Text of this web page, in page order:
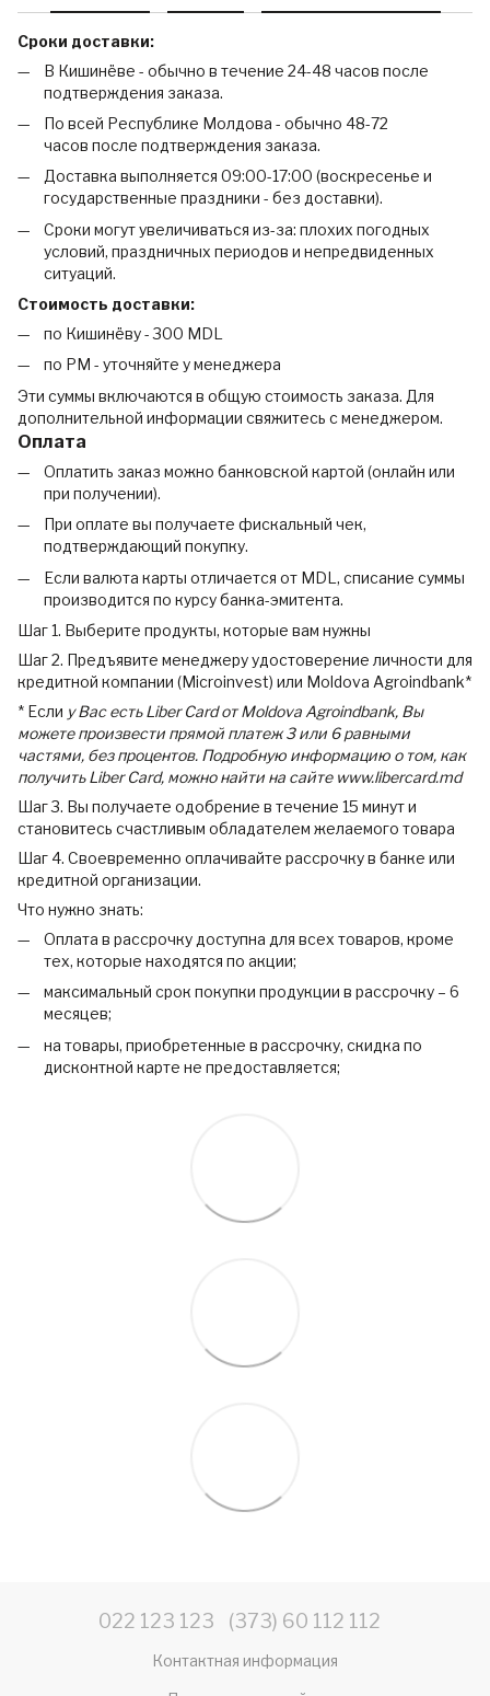
Сроки доставки:
В Кишинёве - обычно в течение 24-48 часов после
подтверждения заказа.
По всей Республике Молдова - обычно 48-72
часов после подтверждения заказа.
Доставка выполняется 09:00-17:00 (воскресенье и
государственные праздники - без доставки).
Сроки могут увеличиваться из-за: плохих погодных
условий, праздничных периодов и непредвиденных
ситуаций.
Стоимость доставки:
по Кишинёву - 300 MDL
по РМ - уточняйте у менеджера
Эти суммы включаются в общую стоимость заказа. Для
дополнительной информации свяжитесь с менеджером.
Оплата
Оплатить заказ можно банковской картой (онлайн или
при получении).
При оплате вы получаете фискальный чек,
подтверждающий покупку.
Если валюта карты отличается от MDL, списание суммы
производится по курсу банка-эмитента.
Шаг 1. Выберите продукты, которые вам нужны
Шаг 2. Предъявите менеджеру удостоверение личности для
кредитной компании (Microinvest) или Moldova Agroindbank*
* Если у Вас есть Liber Card от Moldova Agroindbank, Вы
можете произвести прямой платеж 3 или 6 равными
частями, без процентов. Подробную информацию о том, как
получить Liber Card, можно найти на сайте www.libercard.md
Шаг 3. Вы получаете одобрение в течение 15 минут и
становитесь счастливым обладателем желаемого товара
Шаг 4. Своевременно оплачивайте рассрочку в банке или
кредитной организации.
Что нужно знать:
Оплата в рассрочку доступна для всех товаров, кроме
тех, которые находятся по акции;
максимальный срок покупки продукции в рассрочку – 6
месяцев;
на товары, приобретенные в рассрочку, скидка по
дисконтной карте не предоставляется;
022 123 123 (373) 60 112 112
Контактная информация